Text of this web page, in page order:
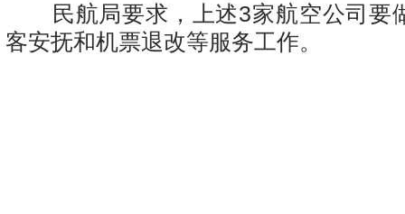
民航局要求，上述3家航空公司要
客安抚和机票退改等服务工作。